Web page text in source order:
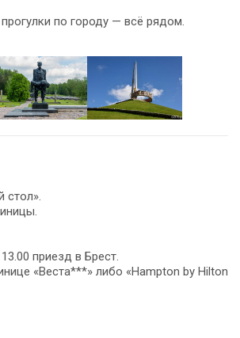
по городу — всё рядом.
стол».
приезд в Брест.
«Веста***» либо «Hampton by Hilton